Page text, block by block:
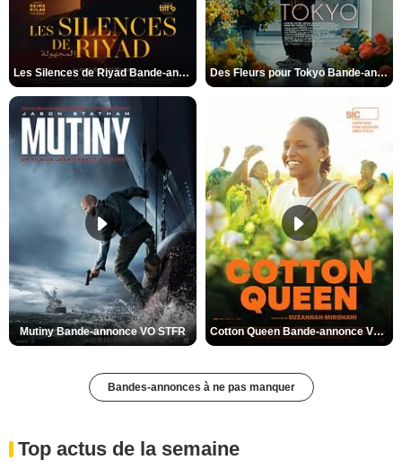
Les Silences de Riyad Bande-annonce VO STFR Des Fleurs pour Tokyo Bande-annonce VO STFR
Mutiny Bande-annonce VO STFR Cotton Queen Bande-annonce VO STFR
Bandes-annonces à ne pas manquer
Top actus de la semaine